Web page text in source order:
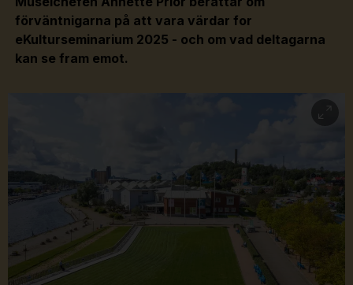
Karlsson & Havtorn Baileys, Kaffe, Cola & Vit
Choklad.Kr. 145.-
PlommonkakaPlommonsorbet, Vanilj, Vit Choklad &
förväntnigarna på att vara värdar for
eKulturseminarium 2025 - och om vad deltagarna
kan se fram emot.